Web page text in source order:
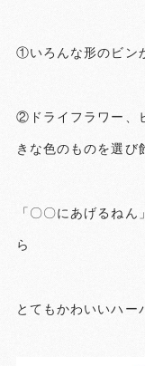
①いろんな形のビン
②ドライフラワー、
きな色のものを選び
「〇〇にあげるね
ら
とてもかわいいハー